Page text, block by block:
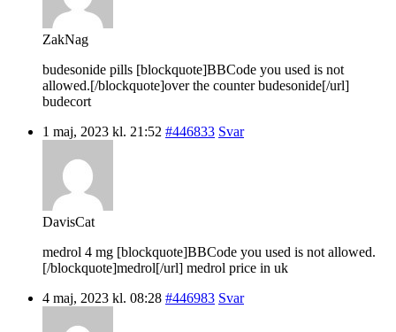
ZakNag
budesonide pills [blockquote]BBCode you used is not
allowed.[/blockquote]over the counter budesonide[/url]
budecort
1 maj, 2023 kl. 21:52 #446833 Svar
DavisCat
medrol 4 mg [blockquote]BBCode you used is not allowed.
[/blockquote]medrol[/url] medrol price in uk
4 maj, 2023 kl. 08:28 #446983 Svar